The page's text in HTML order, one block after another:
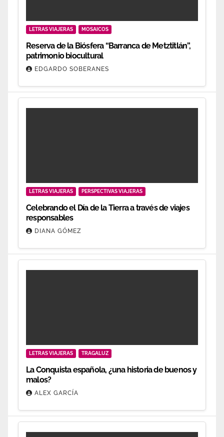
LETRAS VIAJERAS MOSAICOS
Reserva de la Biósfera “Barranca de Metztitlán”,
patrimonio biocultural
EDGARDO SOBERANES
LETRAS VIAJERAS PERSPECTIVAS VIAJERAS
Celebrando el Día de la Tierra a través de viajes
responsables
DIANA GÓMEZ
LETRAS VIAJERAS TRAGALUZ
La Conquista española, ¿una historia de buenos y
malos?
ALEX GARCÍA